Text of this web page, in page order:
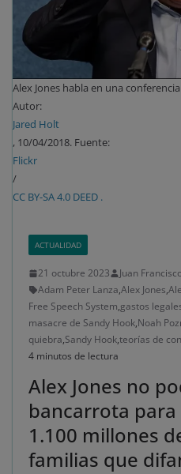
Alex Jones habla en una
Autor:
Jared Holt
, 10/04/2018. Fuente:
Flickr
/
CC BY-SA 4.0 DEED .
ACTUALIDAD
21 octubre 2023
Juan
Adam Peter Lanza,Alex Jones,
Free Speech System,gastos
masacre de Sandy Hook,Noah
quiebra,Sandy Hook,teorías de
4 minutos de lectura
Alex Jones no
bancarrota
1.100 millones
familias que